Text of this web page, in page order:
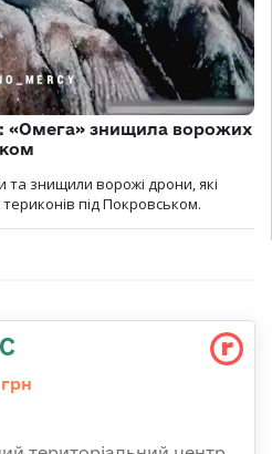
«Омега» знищила ворожих
та знищили ворожі дрони, які
під Покровськом.